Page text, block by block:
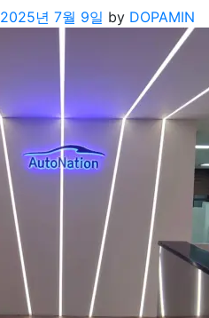
2025년 7월 9일 by DOPAMIN